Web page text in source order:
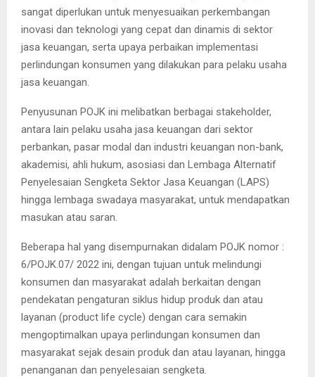
sangat diperlukan untuk menyesuaikan perkembangan
inovasi dan teknologi yang cepat dan dinamis di sektor
jasa keuangan, serta upaya perbaikan implementasi
perlindungan konsumen yang dilakukan para pelaku usaha
jasa keuangan.
Penyusunan POJK ini melibatkan berbagai stakeholder,
antara lain pelaku usaha jasa keuangan dari sektor
perbankan, pasar modal dan industri keuangan non-bank,
akademisi, ahli hukum, asosiasi dan Lembaga Alternatif
Penyelesaian Sengketa Sektor Jasa Keuangan (LAPS)
hingga lembaga swadaya masyarakat, untuk mendapatkan
masukan atau saran.
Beberapa hal yang disempurnakan didalam POJK nomor :
6/POJK.07/ 2022 ini, dengan tujuan untuk melindungi
konsumen dan masyarakat adalah berkaitan dengan
pendekatan pengaturan siklus hidup produk dan atau
layanan (product life cycle) dengan cara semakin
mengoptimalkan upaya perlindungan konsumen dan
masyarakat sejak desain produk dan atau layanan, hingga
penanganan dan penyelesaian sengketa.